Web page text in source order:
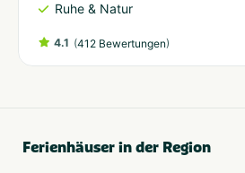
Ruhe & Natur
4.1 (412 Bewertungen)
Ferienhäuser in der Region